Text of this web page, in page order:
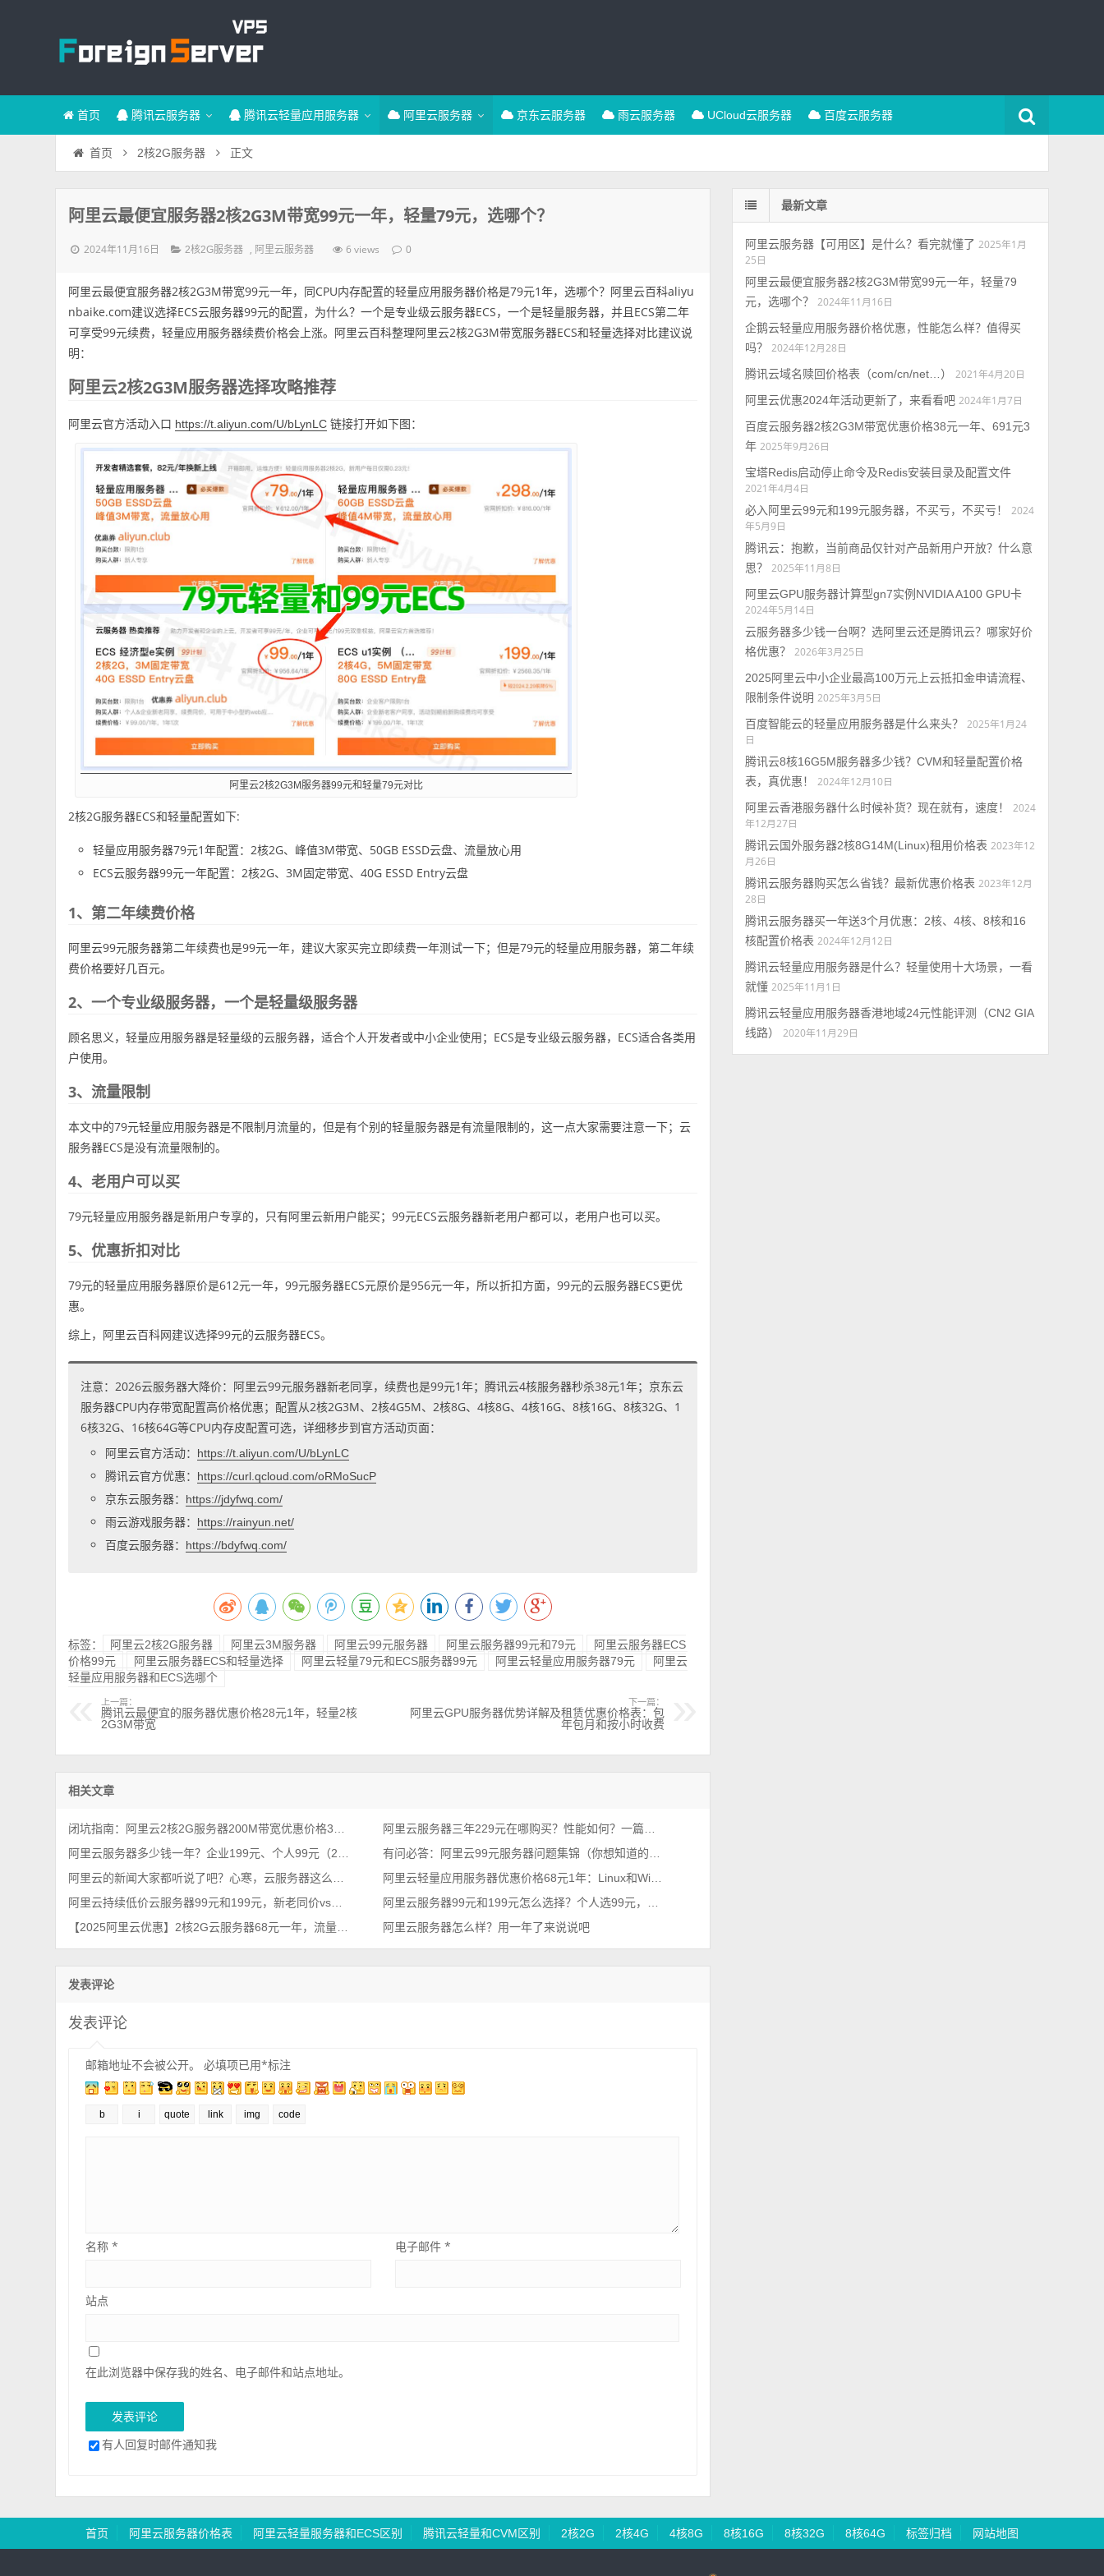
首页 腾讯云服务器 腾讯云轻量应用服务器 阿里云服务器 京东云服务器 雨云服务器 UCloud云服务器 百度云服务器
首页 2核2G服务器 正文
阿里云最便宜服务器2核2G3M带宽99元一年，轻量79元，选哪个？
2024年11月16日 2核2G服务器 , 阿里云服务器 6 views 0
阿里云最便宜服务器2核2G3M带宽99元一年，同CPU内存配置的轻量应用服务器价格是79元1年，选哪个？阿里云百科aliyu
nbaike.com建议选择ECS云服务器99元的配置，为什么？一个是专业级云服务器ECS，一个是轻量服务器，并且ECS第二年
可享受99元续费，轻量应用服务器续费价格会上涨。阿里云百科整理阿里云2核2G3M带宽服务器ECS和轻量选择对比建议说
明：
阿里云2核2G3M服务器选择攻略推荐
阿里云官方活动入口 https://t.aliyun.com/U/bLynLC 链接打开如下图：
阿里云2核2G3M服务器99元和轻量79元对比
2核2G服务器ECS和轻量配置如下:
轻量应用服务器79元1年配置：2核2G、峰值3M带宽、50GB ESSD云盘、流量放心用
ECS云服务器99元一年配置：2核2G、3M固定带宽、40G ESSD Entry云盘
1、第二年续费价格
阿里云99元服务器第二年续费也是99元一年，建议大家买完立即续费一年测试一下；但是79元的轻量应用服务器，第二年续
费价格要好几百元。
2、一个专业级服务器，一个是轻量级服务器
顾名思义，轻量应用服务器是轻量级的云服务器，适合个人开发者或中小企业使用；ECS是专业级云服务器，ECS适合各类用
户使用。
3、流量限制
本文中的79元轻量应用服务器是不限制月流量的，但是有个别的轻量服务器是有流量限制的，这一点大家需要注意一下；云
服务器ECS是没有流量限制的。
4、老用户可以买
79元轻量应用服务器是新用户专享的，只有阿里云新用户能买；99元ECS云服务器新老用户都可以，老用户也可以买。
5、优惠折扣对比
79元的轻量应用服务器原价是612元一年，99元服务器ECS元原价是956元一年，所以折扣方面，99元的云服务器ECS更优
惠。
综上，阿里云百科网建议选择99元的云服务器ECS。
注意：2026云服务器大降价：阿里云99元服务器新老同享，续费也是99元1年；腾讯云4核服务器秒杀38元1年；京东云
服务器CPU内存带宽配置高价格优惠；配置从2核2G3M、2核4G5M、2核8G、4核8G、4核16G、8核16G、8核32G、1
6核32G、16核64G等CPU内存皮配置可选，详细移步到官方活动页面：
阿里云官方活动：
https://t.aliyun.com/U/bLynLC
腾讯云官方优惠： https://curl.qcloud.com/oRMoSucP
京东云服务器： https://jdyfwq.com/
雨云游戏服务器： https://rainyun.net/
百度云服务器： https://bdyfwq.com/
标签： 阿里云2核2G服务器 阿里云3M服务器 阿里云99元服务器 阿里云服务器99元和79元
阿里云服务器ECS
价格99元
阿里云服务器ECS和轻量选择 阿里云轻量79元和ECS服务器99元 阿里云轻量应用服务器79元
阿里云
轻量应用服务器和ECS选哪个
上一篇：
腾讯云最便宜的服务器优惠价格28元1年，轻量2核
2G3M带宽
下一篇：
阿里云GPU服务器优势详解及租赁优惠价格表：包
年包月和按小时收费
相关文章
阿里云服务器怎么样？用一年了来说说吧
发表评论
发表评论
邮箱地址不会被公开。 必填项已用*标注
名称* 电子邮件 *
站点
在此浏览器中保存我的姓名、电子邮件和站点地址。
有人回复时邮件通知我
最新文章
阿里云服务器【可用区】是什么？看完就懂了 2025年1月
25日
阿里云最便宜服务器2核2G3M带宽99元一年，轻量79
元，选哪个？
2024年11月16日
企鹅云轻量应用服务器价格优惠，性能怎么样？值得买
吗？
2024年12月28日
腾讯云域名赎回价格表（com/cn/net…）
2021年4月20日
阿里云优惠2024年活动更新了，来看看吧 2024年1月7日
百度云服务器2核2G3M带宽优惠价格38元一年、691元3
年 2025年9月26日
宝塔Redis启动停止命令及Redis安装目录及配置文件
2021年4月4日
必入阿里云99元和199元服务器，不买亏，不买亏！
2024
年5月9日
腾讯云：抱歉，当前商品仅针对产品新用户开放？什么意
思？
2025年11月8日
阿里云GPU服务器计算型gn7实例NVIDIA A100 GPU卡
2024年5月14日
云服务器多少钱一台啊？选阿里云还是腾讯云？哪家好价
格优惠？
2026年3月25日
2025阿里云中小企业最高100万元上云抵扣金申请流程、
限制条件说明 2025年3月5日
百度智能云的轻量应用服务器是什么来头？
2025年1月24
日
腾讯云8核16G5M服务器多少钱？CVM和轻量配置价格
表，真优惠！
2024年12月10日
阿里云香港服务器什么时候补货？现在就有，速度！
2024
年12月27日
腾讯云国外服务器2核8G14M(Linux)租用价格表 2023年12
月26日
腾讯云服务器购买怎么省钱？最新优惠价格表 2023年12月
28日
腾讯云服务器买一年送3个月优惠：2核、4核、8核和16
核配置价格表 2024年12月12日
腾讯云轻量应用服务器是什么？轻量使用十大场景，一看
就懂 2025年11月1日
腾讯云轻量应用服务器香港地域24元性能评测（CN2 GIA
线路）
2020年11月29日
首页 阿里云服务器价格表 阿里云轻量服务器和ECS区别 腾讯云轻量和CVM区别 2核2G 2核4G 4核8G 8核16G 8核32G 8核64G 标签归档 网站地图